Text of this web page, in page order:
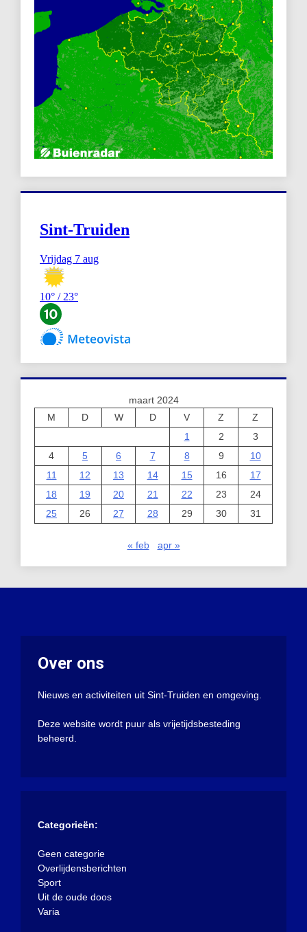
maart 2024
M
D W D V Z
Z
1
2
3
4
5 6 7 8 9
10
11
12 13 14 15 16
17
18
19 20 21 22 23
24
25
26 27 28 29 30 31
« feb apr »
Over ons
Nieuws en activiteiten uit Sint-Truiden en omgeving.
Deze website wordt puur als vrijetijdsbesteding
beheerd.
Categorieën:
Geen categorie
Overlijdensberichten
Sport
Uit de oude doos
Varia